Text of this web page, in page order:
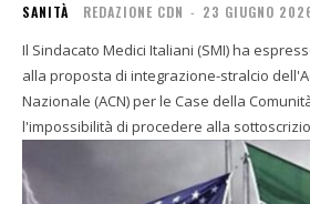
SANITÀ REDAZIONE CDN - 23 GIUGNO
Il Sindacato Medici Italiani (SMI) ha
alla proposta di integrazione-stralcio
Nazionale (ACN) per le Case della
l'impossibilità di procedere alla